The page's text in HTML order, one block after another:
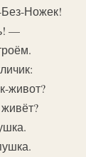
Ножек!
—
живот?